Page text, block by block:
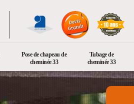
Pose de chapeau de
cheminée 33
Tubage de
cheminée 33